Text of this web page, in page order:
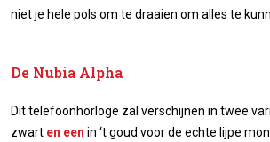
niet je hele pols om te draaien om alles te
De Nubia Alpha
Dit telefoonhorloge zal verschijnen in twee
zwart en een in ‘t goud voor de echte lijpe